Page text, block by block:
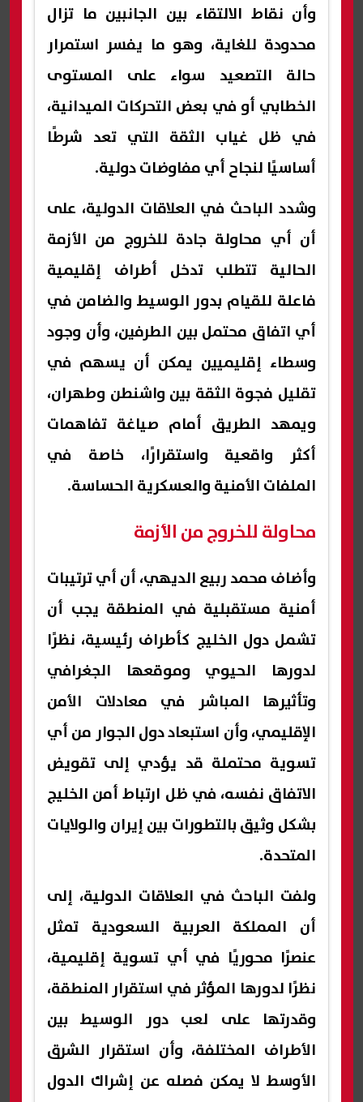
وأن نقاط الالتقاء بين الجانبين ما تزال
محدودة للغاية، وهو ما يفسر استمرار
حالة التصعيد سواء على المستوى
الخطابي أو في بعض التحركات الميدانية،
في ظل غياب الثقة التي تعد شرطًا
أساسيًا لنجاح أي مفاوضات دولية.
وشدد الباحث في العلاقات الدولية، على
أن أي محاولة جادة للخروج من الأزمة
الحالية تتطلب تدخل أطراف إقليمية
فاعلة للقيام بدور الوسيط والضامن في
أي اتفاق محتمل بين الطرفين، وأن وجود
وسطاء إقليميين يمكن أن يسهم في
تقليل فجوة الثقة بين واشنطن وطهران،
ويمهد الطريق أمام صياغة تفاهمات
أكثر واقعية واستقرارًا، خاصة في
الملفات الأمنية والعسكرية الحساسة.
محاولة للخروج من الأزمة
وأضاف محمد ربيع الديهي، أن أي ترتيبات
أمنية مستقبلية في المنطقة يجب أن
تشمل دول الخليج كأطراف رئيسية، نظرًا
لدورها الحيوي وموقعها الجغرافي
وتأثيرها المباشر في معادلات الأمن
الإقليمي، وأن استبعاد دول الجوار من أي
تسوية محتملة قد يؤدي إلى تقويض
الاتفاق نفسه، في ظل ارتباط أمن الخليج
بشكل وثيق بالتطورات بين إيران والولايات
المتحدة.
ولفت الباحث في العلاقات الدولية، إلى
أن المملكة العربية السعودية تمثل
عنصرًا محوريًا في أي تسوية إقليمية،
نظرًا لدورها المؤثر في استقرار المنطقة،
وقدرتها على لعب دور الوسيط بين
الأطراف المختلفة، وأن استقرار الشرق
الأوسط لا يمكن فصله عن إشراك الدول